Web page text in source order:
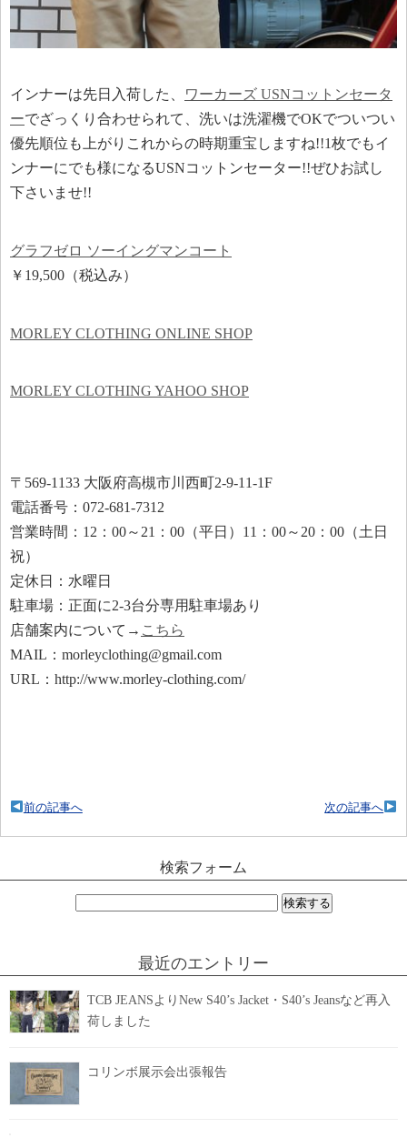
インナーは先日入荷した、
ワーカーズ USNコットンセータ
ーでざっくり合わせられて、洗いは洗濯機でOKでついつい
優先順位も上がりこれからの時期重宝しますね!!1枚でもイ
ンナーにでも様になるUSNコットンセーター!!ぜひお試し
下さいませ!!
グラフゼロ ソーイングマンコート
￥19,500（税込み）
MORLEY CLOTHING ONLINE SHOP
MORLEY CLOTHING YAHOO SHOP
〒569-1133 大阪府高槻市川西町2-9-11-1F
電話番号：072-681-7312
営業時間：12：00～21：00（平日）11：00～20：00（土日
祝）
定休日：水曜日
駐車場：正面に2-3台分専用駐車場あり
店舗案内について→ こちら
MAIL：morleyclothing@gmail.com
URL：http://www.morley-clothing.com/
次の記事へ
前の記事へ
検索フォーム
最近のエントリー
TCB JEANSよりNew S40’s Jacket・S40’s Jeansなど再入
荷しました
コリンボ展示会出張報告